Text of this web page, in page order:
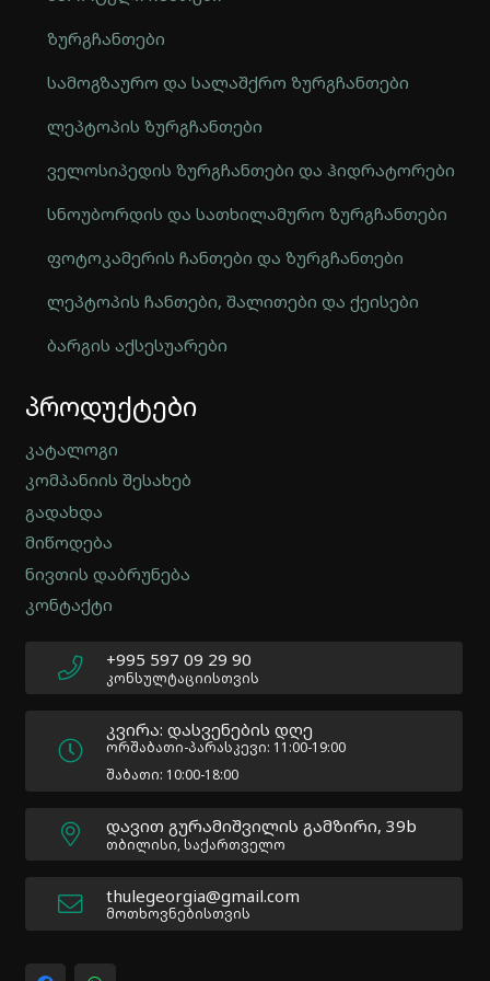
ზურგჩანთები
სამოგზაურო და სალაშქრო ზურგჩანთები
ლეპტოპის ზურგჩანთები
ველოსიპედის ზურგჩანთები და ჰიდრატორები
სნოუბორდის და სათხილამურო ზურგჩანთები
ფოტოკამერის ჩანთები და ზურგჩანთები
ლეპტოპის ჩანთები, შალითები და ქეისები
ბარგის აქსესუარები
Hierarchic
Categories
in
-
Version
2.0.12
Author:
Atakan
Docs:
https://atakanau.blogspot.com/2021/01/automatic-
menu-
plugin.html
|
Active
Theme:
Impreza
Child
(Impreza-
პროდუქტები
კატალოგი
კომპანიის შესახებ
გადახდა
მიწოდება
ნივთის დაბრუნება
კონტაქტი
+995 597 09 29 90
კონსულტაციისთვის
კვირა: დასვენების დღე
ორშაბათი-პარასკევი: 11:00-19:00
შაბათი: 10:00-18:00
დავით გურამიშვილის გამზირი, 39b
თბილისი, საქართველო
thulegeorgia@gmail.com
მოთხოვნებისთვის